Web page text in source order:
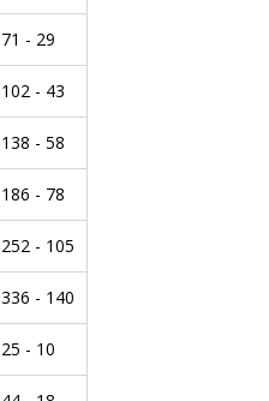
71 - 29
102 - 43
138 - 58
186 - 78
252 - 105
336 - 140
25 - 10